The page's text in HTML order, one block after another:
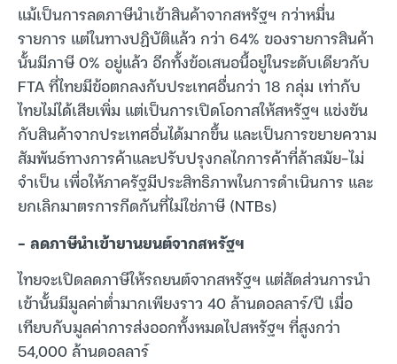
แม้เป็นการลดภาษีนำเข้าสินค้าจากสหรัฐฯ กว่าหมื่น
รายการ แต่ในทางปฏิบัติแล้ว กว่า 64% ของรายการสินค้า
นั้นมีภาษี 0% อยู่แล้ว อีกทั้งข้อเสนอนี้อยู่ในระดับเดียวกับ
FTA ที่ไทยมีข้อตกลงกับประเทศอื่นกว่า 18 กลุ่ม เท่ากับ
ไทยไม่ได้เสียเพิ่ม แต่เป็นการเปิดโอกาสให้สหรัฐฯ แข่งขัน
กับสินค้าจากประเทศอื่นได้มากขึ้น และเป็นการขยายความ
สัมพันธ์ทางการค้าและปรับปรุงกลไกการค้าที่ล้าสมัย-ไม่
จำเป็น เพื่อให้ภาครัฐมีประสิทธิภาพในการดำเนินการ และ
ยกเลิกมาตรการกีดกันที่ไม่ใช่ภาษี (NTBs)
– ลดภาษีนำเข้ายานยนต์จากสหรัฐฯ
ไทยจะเปิดลดภาษีให้รถยนต์จากสหรัฐฯ แต่สัดส่วนการนำ
เข้านั้นมีมูลค่าต่ำมากเพียงราว 40 ล้านดอลลาร์/ปี เมื่อ
เทียบกับมูลค่าการส่งออกทั้งหมดไปสหรัฐฯ ที่สูงกว่า
54,000 ล้านดอลลาร์